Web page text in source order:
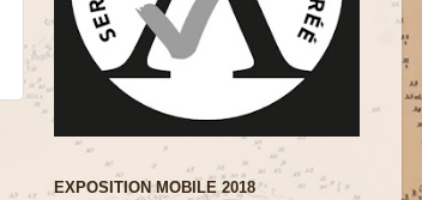
EXPOSITION MOBILE 2018